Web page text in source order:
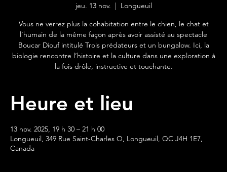
jeu. 13 nov.
Longueuil
Vous ne verrez plus la cohabitation entre le chien, le chat et
l’humain de la même façon après avoir assisté au spectacle
Boucar Diouf intitulé Trois prédateurs et un bungalow. Ici, la
biologie rencontre l’histoire et la culture dans une exploration à
la fois drôle, instructive et touchante.
Heure et lieu
13 nov. 2025, 19 h 30 – 21 h 00
Longueuil, 349 Rue Saint-Charles O, Longueuil, QC J4H 1E7,
Canada